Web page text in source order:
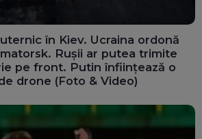
în Kiev. Ucraina ordonă
Rușii ar putea trimite
pe front. Putin înființează o
drone (Foto & Video)